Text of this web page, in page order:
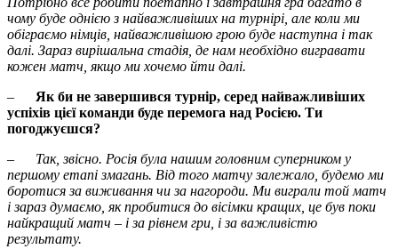
чому буде однією з найважливіших на турнірі, але коли ми
обіграємо німців, найважливішою грою буде наступна і так
далі. Зараз вирішальна стадія, де нам необхідно вигравати
кожен матч, якщо ми хочемо йти далі.
–
Як би не завершився турнір, серед найважливіших
успіхів цієї команди буде перемога над Росією. Ти
погоджуєшся?
–
Так, звісно. Росія була нашим головним суперником у
першому етапі змагань. Від того матчу залежало, будемо ми
боротися за виживання чи за нагороди. Ми виграли той матч
і зараз думаємо, як пробитися до вісімки кращих, це був поки
найкращий матч – і за рівнем гри, і за важливістю
результату.